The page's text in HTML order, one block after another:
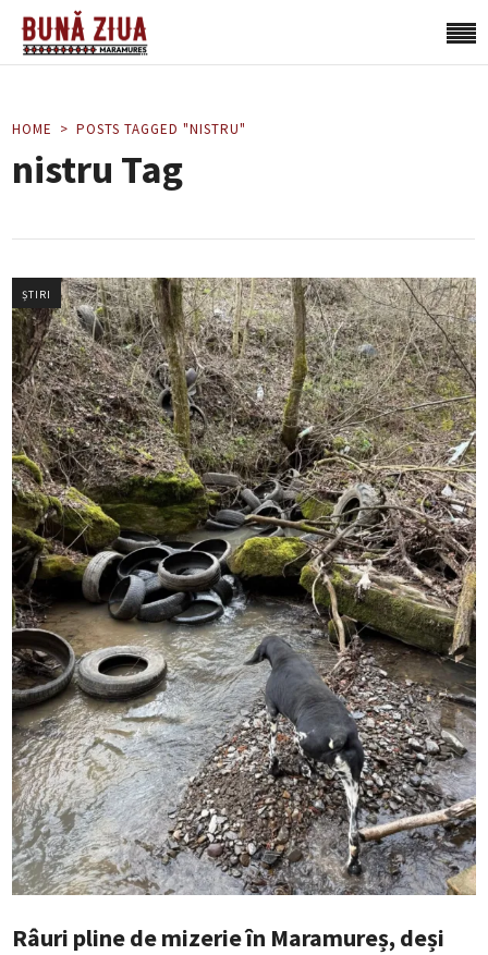
HOME POSTS TAGGED "NISTRU"
nistru Tag
ȘTIRI
Râuri pline de mizerie în Maramureș, deși